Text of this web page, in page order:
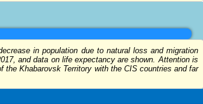
in population due to natural loss and migration
and data on life expectancy are shown. Attention is
Khabarovsk Territory with the CIS countries and far